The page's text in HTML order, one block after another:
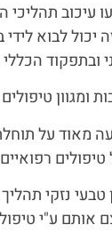
עיכוב
יכול לבוא
ובתפקוד
ומגוון
מאוד על
רפואיים
נזקי
אותם ע"י